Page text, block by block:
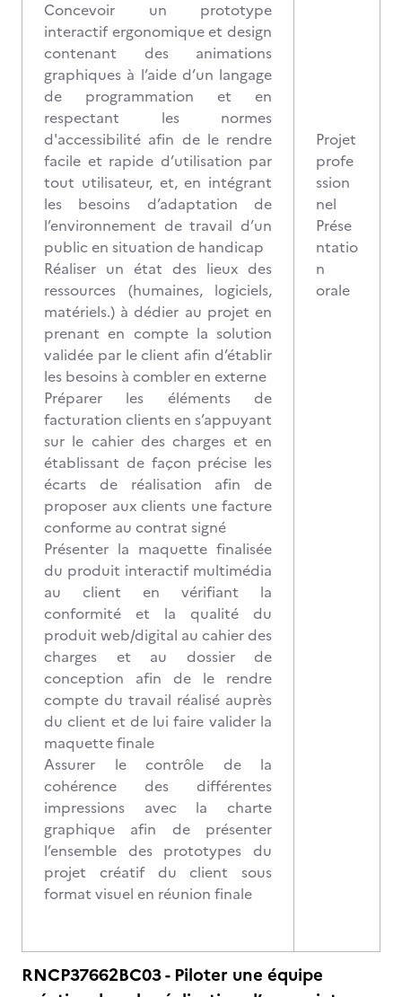
Concevoir un prototype
interactif ergonomique et design
contenant des animations
graphiques à l’aide d’un langage
de programmation et en
respectant les normes
d'accessibilité afin de le rendre
facile et rapide d’utilisation par
tout utilisateur, et, en intégrant
les besoins d’adaptation de
l’environnement de travail d’un
public en situation de handicap
Réaliser un état des lieux des
ressources (humaines, logiciels,
matériels.) à dédier au projet en
prenant en compte la solution
validée par le client afin d’établir
les besoins à combler en externe
Préparer les éléments de
facturation clients en s’appuyant
sur le cahier des charges et en
établissant de façon précise les
écarts de réalisation afin de
proposer aux clients une facture
conforme au contrat signé
Présenter la maquette finalisée
du produit interactif multimédia
au client en vérifiant la
conformité et la qualité du
produit web/digital au cahier des
charges et au dossier de
conception afin de le rendre
compte du travail réalisé auprès
du client et de lui faire valider la
maquette finale
Assurer le contrôle de la
cohérence des différentes
impressions avec la charte
graphique afin de présenter
l’ensemble des prototypes du
projet créatif du client sous
format visuel en réunion finale
Projet
profe
ssion
nel
Prése
ntatio
n
orale
RNCP37662BC03 - Piloter une équipe